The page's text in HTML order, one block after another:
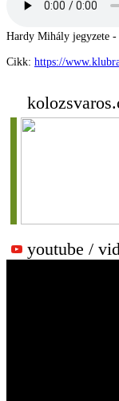
Hardy Mihály jegyzete
Cikk: https://
youtube /